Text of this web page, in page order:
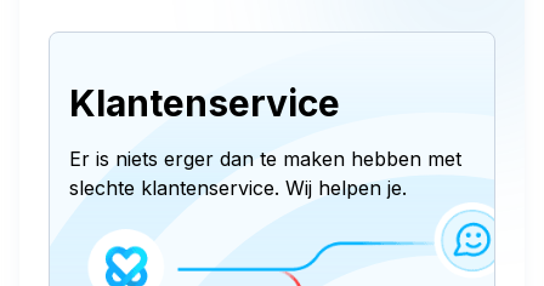
Klantenservice
Er is niets erger dan te maken hebben met
slechte klantenservice. Wij helpen je.